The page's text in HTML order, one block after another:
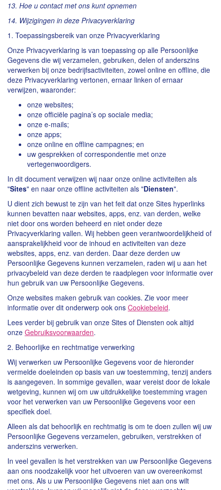
13. Hoe u contact met ons kunt opnemen
14. Wijzigingen in deze Privacyverklaring
1. Toepassingsbereik van onze Privacyverklaring
Onze Privacyverklaring is van toepassing op alle Persoonlijke
Gegevens die wij verzamelen, gebruiken, delen of anderszins
verwerken bij onze bedrijfsactiviteiten, zowel online en offline, die
deze Privacyverklaring vertonen, ernaar linken of ernaar
verwijzen, waaronder:
onze websites;
onze officiële pagina’s op sociale media;
onze e-mails;
onze apps;
onze online en offline campagnes; en
uw gesprekken of correspondentie met onze
vertegenwoordigers.
In dit document verwijzen wij naar onze online activiteiten als
"Sites" en naar onze offline activiteiten als "Diensten".
U dient zich bewust te zijn van het feit dat onze Sites hyperlinks
kunnen bevatten naar websites, apps, enz. van derden, welke
niet door ons worden beheerd en niet onder deze
Privacyverklaring vallen. Wij hebben geen verantwoordelijkheid of
aansprakelijkheid voor de inhoud en activiteiten van deze
websites, apps, enz. van derden. Daar deze derden uw
Persoonlijke Gegevens kunnen verzamelen, raden wij u aan het
privacybeleid van deze derden te raadplegen voor informatie over
hun gebruik van uw Persoonlijke Gegevens.
Onze websites maken gebruik van cookies. Zie voor meer
informatie over dit onderwerp ook ons Cookiebeleid.
Lees verder bij gebruik van onze Sites of Diensten ook altijd
onze Gebruiksvoorwaarden.
2. Behoorlijke en rechtmatige verwerking
Wij verwerken uw Persoonlijke Gegevens voor de hieronder
vermelde doeleinden op basis van uw toestemming, tenzij anders
is aangegeven. In sommige gevallen, waar vereist door de lokale
wetgeving, kunnen wij om uw uitdrukkelijke toestemming vragen
voor het verwerken van uw Persoonlijke Gegevens voor een
specifiek doel.
Alleen als dat behoorlijk en rechtmatig is om te doen zullen wij uw
Persoonlijke Gegevens verzamelen, gebruiken, verstrekken of
anderszins verwerken.
In veel gevallen is het verstrekken van uw Persoonlijke Gegevens
aan ons noodzakelijk voor het uitvoeren van uw overeenkomst
met ons. Als u uw Persoonlijke Gegevens niet aan ons wilt